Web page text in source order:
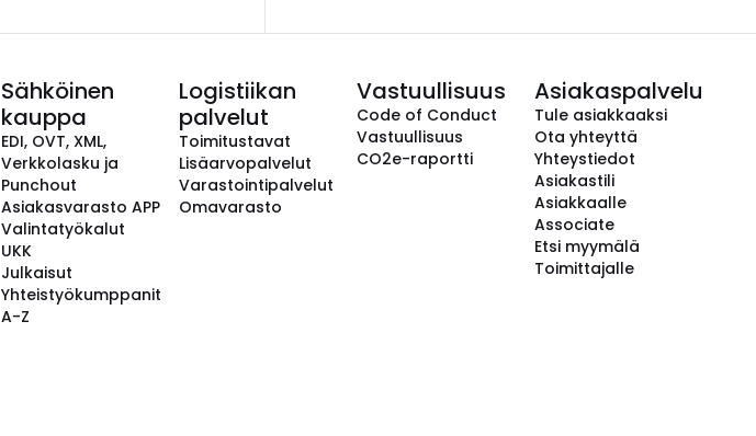
Sähköinen
kauppa
EDI, OVT, XML,
Verkkolasku ja
Punchout
Asiakasvarasto APP
Valintatyökalut
UKK
Julkaisut
Yhteistyökumppanit
A-Z
Logistiikan
palvelut
Toimitustavat
Lisäarvopalvelut
Varastointipalvelut
Omavarasto
Vastuullisuus
Code of Conduct
Vastuullisuus
CO2e-raportti
Asiakaspalvelu
Tule asiakkaaksi
Ota yhteyttä
Yhteystiedot
Asiakastili
Asiakkaalle
Associate
Etsi myymälä
Toimittajalle